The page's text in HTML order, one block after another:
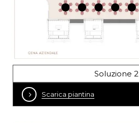
Soluzione 2
Scarica piantina